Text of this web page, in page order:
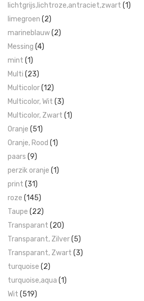
lichtgrijs,lichtroze,antraciet,zwart (1)
limegroen (2)
marineblauw(2)
Messing (4)
mint (1)
Multi (23)
Multicolor(12)
Multicolor, Wit (3)
Multicolor, Zwart (1)
Oranje (51)
Oranje, Rood (1)
paars (9)
perzik oranje (1)
print (31)
roze (145)
Taupe (22)
Transparant (20)
Transparant, Zilver(5)
Transparant, Zwart (3)
turquoise (2)
turquoise,aqua (1)
Wit (519)